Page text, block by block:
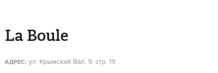
La Boule
АДРЕС: ул. Крымский Вал, 9, стр. 19